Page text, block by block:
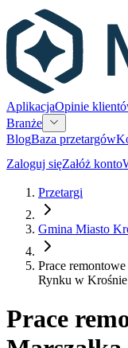
AplikacjaOpinie
Branże
BlogBaza przetargów
Zaloguj sięZałóż konto
Przetargi
Gmina Miasto
Prace remontowe
Rynku w Krośnie
Prace